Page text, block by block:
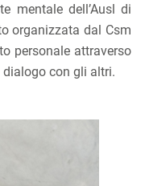
mentale dell’Ausl di
organizzata dal Csm
personale attraverso
dialogo con gli altri.